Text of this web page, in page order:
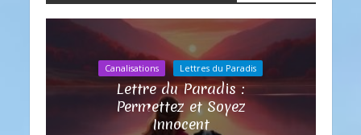
Canalisations Lettres du Paradis
Lettre du Paradis :
Permettez et Soyez
Innocent